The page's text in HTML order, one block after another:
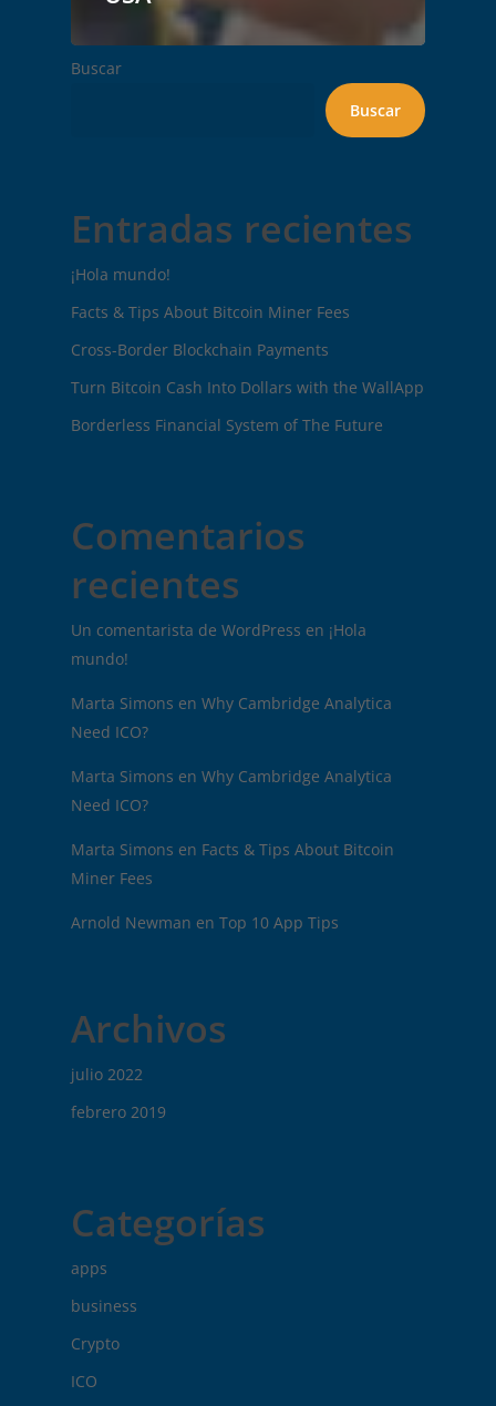
Buscar
Buscar
Entradas recientes
¡Hola mundo!
Facts & Tips About Bitcoin Miner Fees
Cross-Border Blockchain Payments
Turn Bitcoin Cash Into Dollars with the WallApp
Borderless Financial System of The Future
Comentarios
recientes
Un comentarista de WordPress en ¡Hola
mundo!
Marta Simons en Why Cambridge Analytica
Need ICO?
Marta Simons en Why Cambridge Analytica
Need ICO?
Marta Simons en Facts & Tips About Bitcoin
Miner Fees
Arnold Newman en Top 10 App Tips
Archivos
julio 2022
febrero 2019
Categorías
apps
business
Crypto
ICO